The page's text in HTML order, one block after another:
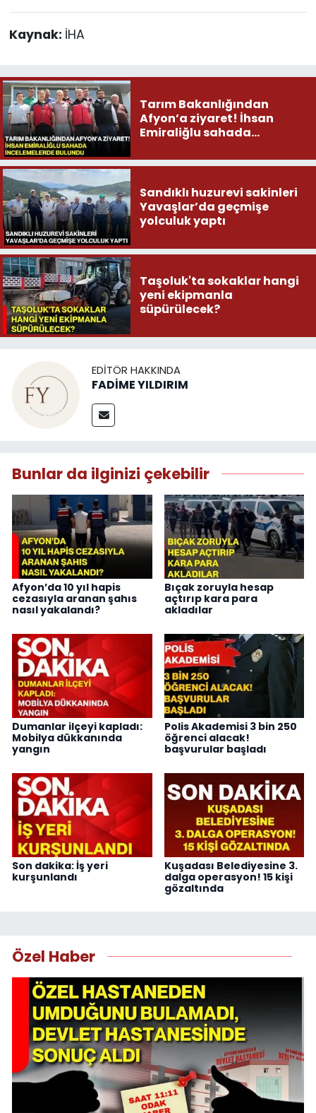
Kaynak: İHA
Tarım Bakanlığından
Afyon’a ziyaret! İhsan
Emiraliğlu sahada
Sandıklı huzurevi sakinleri
Yavaşlar’da geçmişe
yolculuk yaptı
Taşoluk'ta sokaklar hangi
yeni ekipmanla
süpürülecek?
EDITÖR HAKKINDA
FADİME YILDIRIM
Bunlar da ilginizi çekebilir
Afyon’da 10 yıl hapis
cezasıyla aranan şahıs
nasıl yakalandı?
Bıçak zoruyla hesap
açtırıp kara para
akladılar
Dumanlar ilçeyi kapladı:
Mobilya dükkanında
yangın
Polis Akademisi 3 bin 250
öğrenci alacak!
başvurular başladı
Son dakika: İş yeri
kurşunlandı
Kuşadası Belediyesine 3.
dalga operasyon! 15 kişi
gözaltında
Özel Haber